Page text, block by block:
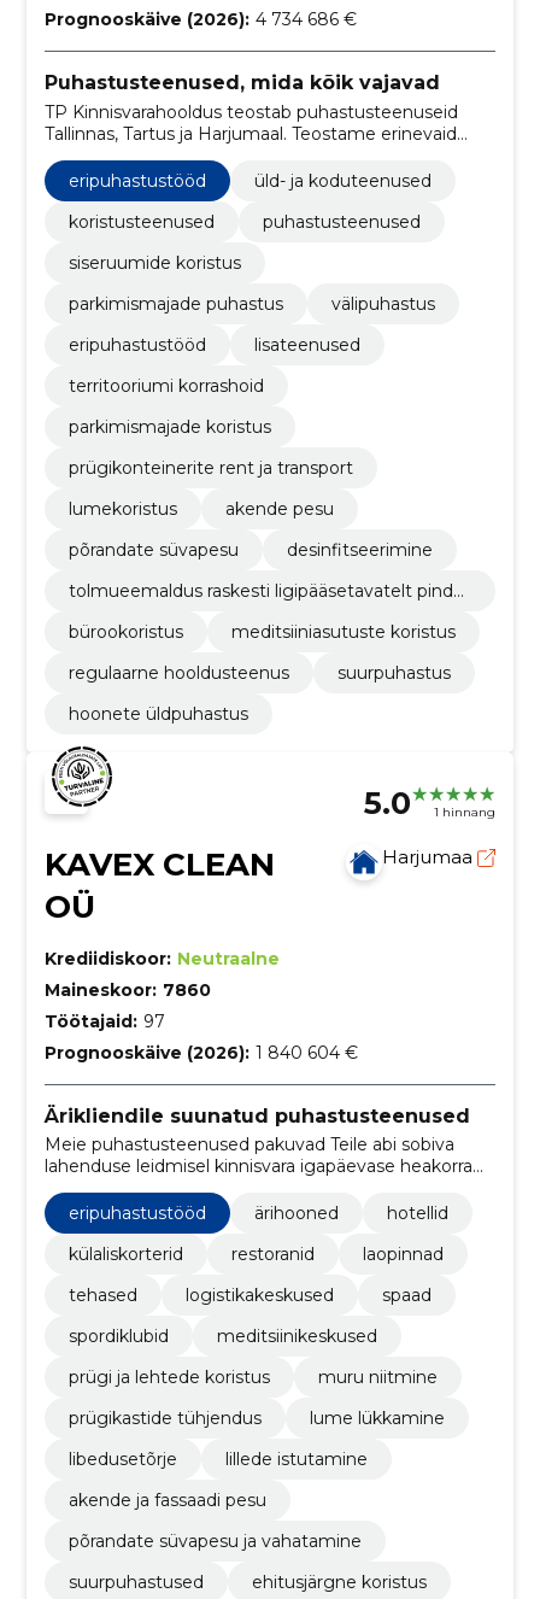
Prognooskäive (2026): 4 734 686 €
Puhastusteenused, mida kõik vajavad
TP Kinnisvarahooldus teostab puhastusteenuseid
Tallinnas, Tartus ja Harjumaal. Teostame erinevaid
välipuhastust, akende pesu, põrandate süvapesu ja
hooldust. Samuti pakume parkimismajade puhastust
ning prahikonteinerite renti ja transporti.
eripuhastustööd
üld- ja koduteenused
koristusteenused
puhastusteenused
siseruumide koristus
parkimismajade puhastus
välipuhastus
eripuhastustööd
lisateenused
territooriumi korrashoid
parkimismajade koristus
prügikonteinerite rent ja transport
lumekoristus
akende pesu
põrandate süvapesu
desinfitseerimine
tolmueemaldus raskesti ligipääsetavatelt pinda
bürookoristus
meditsiiniasutuste koristus
regulaarne hooldusteenus
suurpuhastus
hoonete üldpuhastus
5.0 1 hinnang
KAVEX CLEAN
OÜ
Harjumaa
Krediidiskoor: Neutraalne
Maineskoor: 7860
Töötajaid: 97
Prognooskäive (2026): 1 840 604 €
Ärikliendile suunatud puhastusteenused
Meie puhastusteenused pakuvad Teile abi sobiva
lahenduse leidmisel kinnisvara igapäevase heakorra
tagamisel.
eripuhastustööd
ärihooned
hotellid
külaliskorterid
restoranid
laopinnad
tehased
logistikakeskused
spaad
spordiklubid
meditsiinikeskused
prügi ja lehtede koristus
muru niitmine
prügikastide tühjendus
lume lükkamine
libedusetõrje
lillede istutamine
akende ja fassaadi pesu
põrandate süvapesu ja vahatamine
suurpuhastused
ehitusjärgne koristus